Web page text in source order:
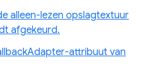
alleen-lezen opslagtextuur
afgekeurd.
attribuut van